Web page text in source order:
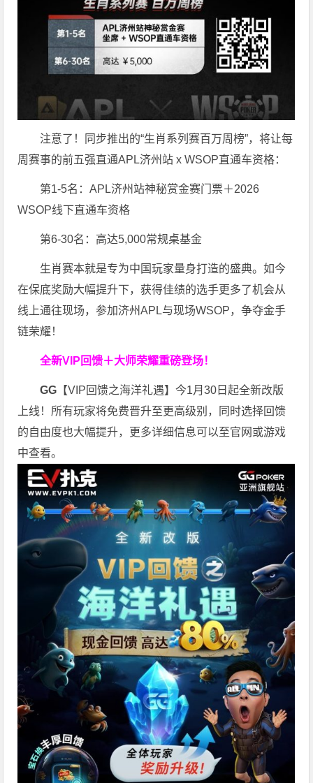
注意了！同步推出的“生肖系列赛百万周榜”，将让每
周赛事的前五强直通APL济州站 x WSOP直通车资格：
第1-5名：APL济州站神秘赏金赛门票＋2026
WSOP线下直通车资格
第6-30名：高达5,000常规桌基金
生肖赛本就是专为中国玩家量身打造的盛典。如今
在保底奖励大幅提升下，获得佳绩的选手更多了机会从
线上通往现场，参加济州APL与现场WSOP，争夺金手
链荣耀！
全新VIP回馈＋大师荣耀重磅登场！
GG 【VIP回馈之海洋礼遇】今1月30日起全新改版
上线！所有玩家将免费晋升至更高级别，同时选择回馈
的自由度也大幅提升，更多详细信息可以至官网或游戏
中查看。